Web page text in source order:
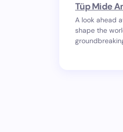
Tüp Mide
A look ahead
shape the